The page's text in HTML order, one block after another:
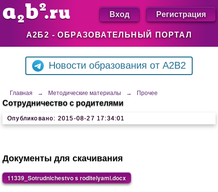
А2Б2 - ОБРАЗОВАТЕЛЬНЫЙ ПОРТАЛ
Вход Регистрация
Новости образования от A2B2
Главная → Методические материалы → Прочее
Сотрудничество с родителями
Опубликовано: 2015-08-27 17:34:01
Документы для скачивания
11339_Sotrudnichestvo s roditelyami.docx